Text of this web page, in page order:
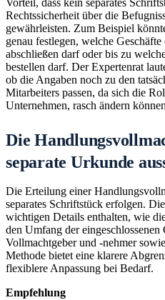
Vorteil, dass kein separates
Rechtssicherheit über die
gewährleisten. Zum Beispiel
genau festlegen, welche
abschließen darf oder bis zu
bestellen darf. Der Expertenrat
ob die Angaben noch zu den
Mitarbeiters passen, da sich die
Unternehmen, rasch ändern
Die
separate Urkunde
Die Erteilung einer
separates Schriftstück erfolgen.
wichtigen Details enthalten, wie
den Umfang der
Vollmachtgeber und -nehmer
Methode bietet eine klarere
flexiblere Anpassung bei Bedarf.
Empfehlung